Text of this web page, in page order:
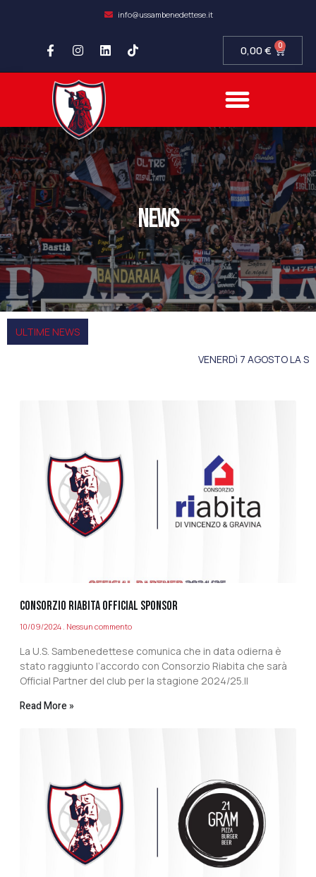
info@ussambenedettese.it
0,00€ 0
news
ULTIME NEWS
VENERDì 7 AGOSTO LA SAMB SI PRESENTA
CONSORZIO RIABITA OFFICIAL SPONSOR
10/09/2024 Nessun commento
La U.S. Sambenedettese comunica che in data odierna è
stato raggiunto l’accordo con Consorzio Riabita che sarà
Official Partner del club per la stagione 2024/25.Il
Read More »